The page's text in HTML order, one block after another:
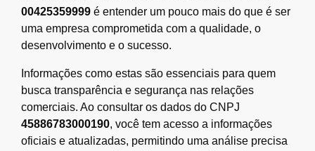
00425359999 é entender um pouco mais do que é ser
uma empresa comprometida com a qualidade, o
desenvolvimento e o sucesso.
Informações como estas são essenciais para quem
busca transparência e segurança nas relações
comerciais. Ao consultar os dados do CNPJ
45886783000190, você tem acesso a informações
oficiais e atualizadas, permitindo uma análise precisa